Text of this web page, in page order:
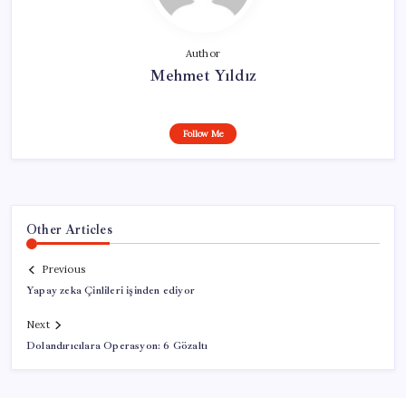
Author
Mehmet Yıldız
Follow Me
Other Articles
Previous
Yapay zeka Çinlileri işinden ediyor
Next
Dolandırıcılara Operasyon: 6 Gözaltı